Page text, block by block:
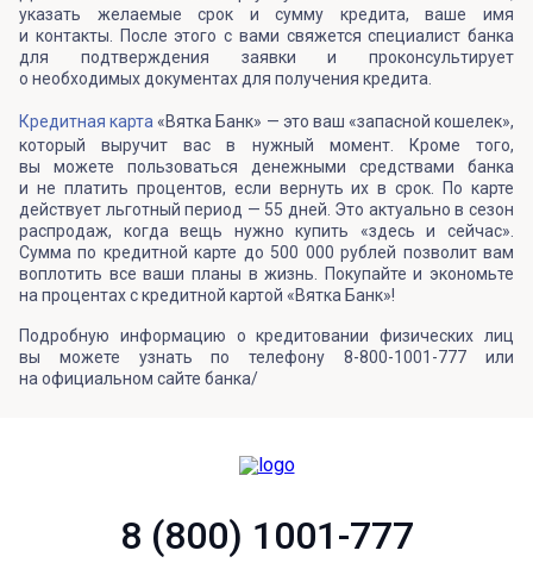
указать желаемые срок и сумму кредита, ваше имя
и контакты. После этого с вами свяжется специалист банка
для подтверждения заявки и проконсультирует
о необходимых документах для получения кредита.
Кредитная карта «Вятка Банк» — это ваш «запасной кошелек»,
который выручит вас в нужный момент. Кроме того,
вы можете пользоваться денежными средствами банка
и не платить процентов, если вернуть их в срок. По карте
действует льготный период — 55 дней. Это актуально в сезон
распродаж, когда вещь нужно купить «здесь и сейчас».
Сумма по кредитной карте до 500 000 рублей позволит вам
воплотить все ваши планы в жизнь. Покупайте и экономьте
на процентах с кредитной картой «Вятка Банк»!
Подробную информацию о кредитовании физических лиц
вы можете узнать по телефону 8-800-1001-777 или
на официальном сайте банка/
8 (800) 1001-777